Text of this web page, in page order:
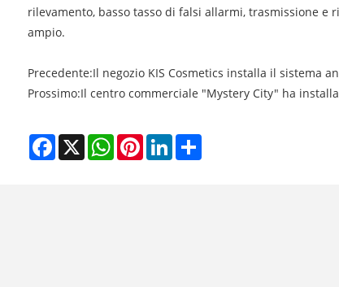
rilevamento, basso tasso di falsi allarmi, trasmissione
ampio.
Precedente:Il negozio KIS Cosmetics installa il sistema
Prossimo:Il centro commerciale "Mystery City" ha
Facebook
X WhatsAppPinterestLinkedInShare